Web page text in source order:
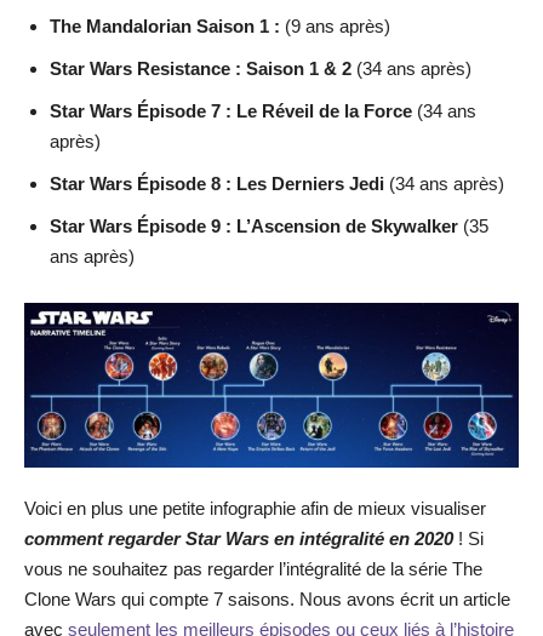
The Mandalorian Saison 1 : (9 ans après)
Star Wars Resistance : Saison 1 & 2 (34 ans après)
Star Wars Épisode 7 : Le Réveil de la Force (34 ans
après)
Star Wars Épisode 8 : Les Derniers Jedi (34 ans après)
Star Wars Épisode 9 : L’Ascension de Skywalker (35
ans après)
Voici en plus une petite infographie afin de mieux visualiser
comment regarder Star Wars en intégralité en 2020 ! Si
vous ne souhaitez pas regarder l’intégralité de la série The
Clone Wars qui compte 7 saisons. Nous avons écrit un article
avec seulement les meilleurs épisodes ou ceux liés à l’histoire